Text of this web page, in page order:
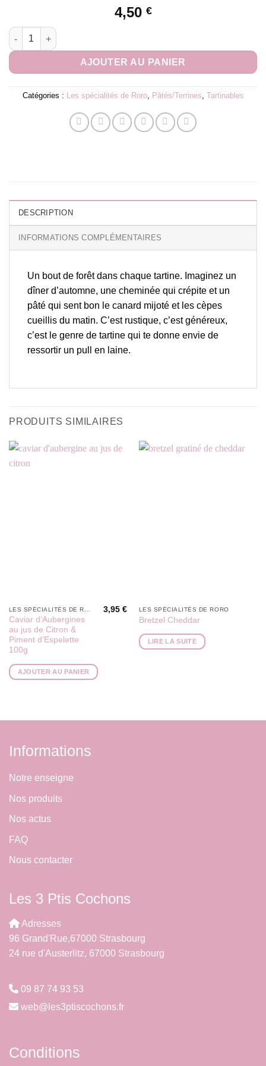
4,50 €
quantité de Paté Canard Cèpes 180g
AJOUTER AU PANIER
Catégories : Les spécialités de Roro, Pâtés/Terrines, Tartinables
DESCRIPTION
INFORMATIONS COMPLÉMENTAIRES
Un bout de forêt dans chaque tartine. Imaginez un
dîner d’automne, une cheminée qui crépite et un
pâté qui sent bon le canard mijoté et les cèpes
cueillis du matin. C’est rustique, c’est généreux,
c’est le genre de tartine qui te donne envie de
ressortir un pull en laine.
PRODUITS SIMILAIRES
Caviar d’Aubergines
au jus de Citron &
Piment d’Espelette
100g
3,95€
AJOUTER AU PANIER
LES SPÉCIALITÉS DE RORO
Bretzel Cheddar
LIRE LA SUITE
Informations
Notre enseigne
Nos produits
Nos actus
FAQ
Nous contacter
Les 3 Ptis Cochons
Adresses
96 Grand'Rue,67000 Strasbourg
24 rue d'Austerlitz, 67000 Strasbourg
09 87 74 93 53
web@les3ptiscochons.fr
Conditions